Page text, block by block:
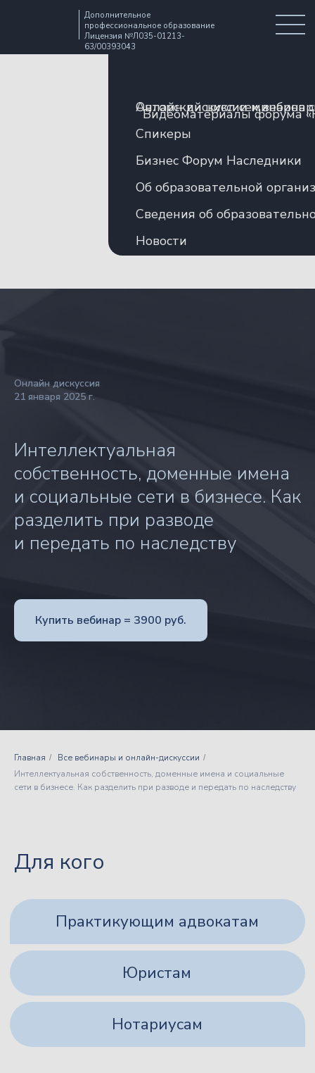
Дополнительное
профессиональное образование
Лицензия №Л035-01213-
63/00393043
Новости
Спикеры
Сведения об
Об образовательной
Бизнес Форум Наследники
Авторский цикл семинаров
Онлайн дискуссии и
Видеоматериалы форума
Онлайн дискуссия
21 января 2025 г.
Интеллектуальная
собственность, доменные имена
и социальные сети в бизнесе. Как
разделить при разводе
и передать по наследству
Купить вебинар = 3900 руб.
Главная / Все вебинары и онлайн-дискуссии /
Интеллектуальная собственность, доменные имена и социальные
сети в бизнесе. Как разделить при разводе и передать по наследству
Для кого
Нотариусам